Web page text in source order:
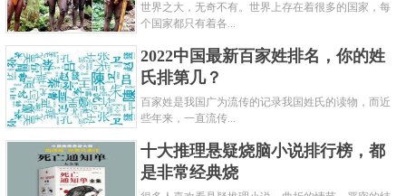
世界之大，无奇不有。世界上存在着很多的国家，每
个国家都只有着各...
2022中国最新百家姓排名，你的姓
氏排第几？
百家姓是我国广为流传的记录我国姓氏的读物，而近
些年来，一直流传...
十大推理悬疑烧脑小说排行榜，都
是非常经典烧